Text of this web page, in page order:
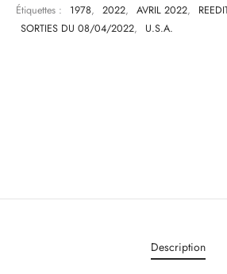
Étiquettes :
1978, 2022, AVRIL 2022,
SORTIES DU 08/04/2022, U.S.A.
Description